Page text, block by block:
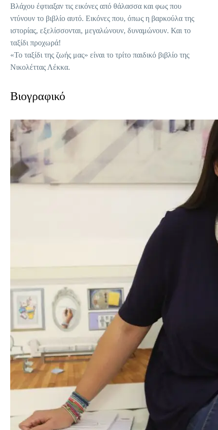
Βλάχου έφτιαξαν τις εικόνες από θάλασσα και φως που
ντύνουν το βιβλίο αυτό. Εικόνες που, όπως η βαρκούλα της
ιστορίας, εξελίσσονται, μεγαλώνουν, δυναμώνουν. Και το
ταξίδι προχωρά!
«Το ταξίδι της ζωής μας» είναι το τρίτο παιδικό βιβλίο της
Νικολέττας Λέκκα.
Βιογραφικό